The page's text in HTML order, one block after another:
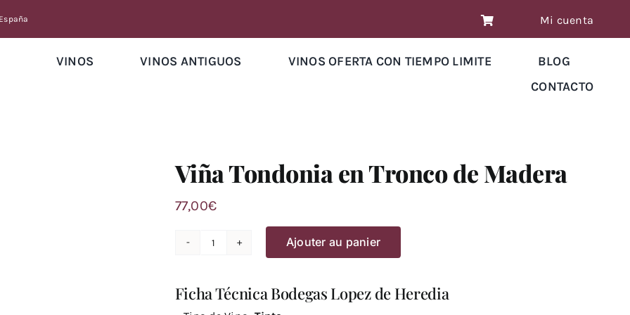
Mi cuenta
VINOS VINOS ANTIGUOS VINOS OFERTA CON TIEMPO LIMITE
BLOG
CONTACTO
Viña Tondonia en Tronco de Madera
77,00€
Viña
Ajouter au panier
Ficha Técnica Bodegas Lopez de Heredia